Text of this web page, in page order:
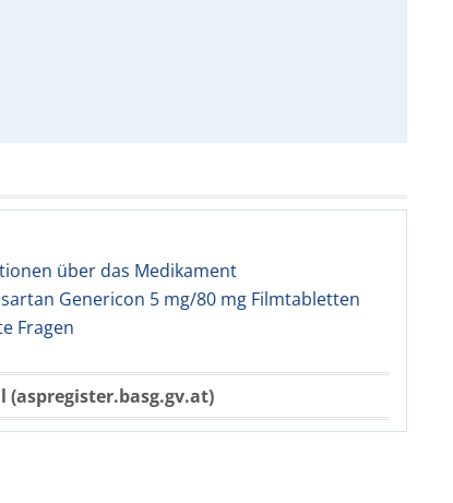
über das Medikament
Genericon 5 mg/80 mg Filmtabletten
Fragen
(aspregister.basg.gv.at)